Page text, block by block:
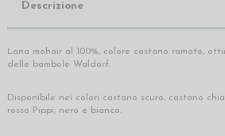
Descrizione
Lana mohair al 100%, colore castano ramato,
delle bambole Waldorf.
Disponibile nei colori castano scuro, castano
rosso Pippi, nero e bianco.